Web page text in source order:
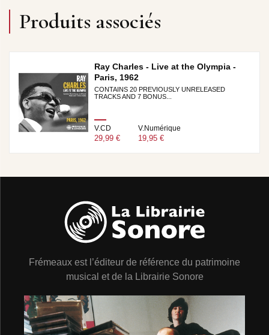
Produits associés
Ray Charles - Live at the Olympia -
Paris, 1962
CONTAINS 20 PREVIOUSLY UNRELEASED
TRACKS AND 7 BONUS...
V.CD
29,99 €
V.Numérique
19,95 €
Frémeaux est l’éditeur de référence du patrimoine
musical et de la Librairie Sonore